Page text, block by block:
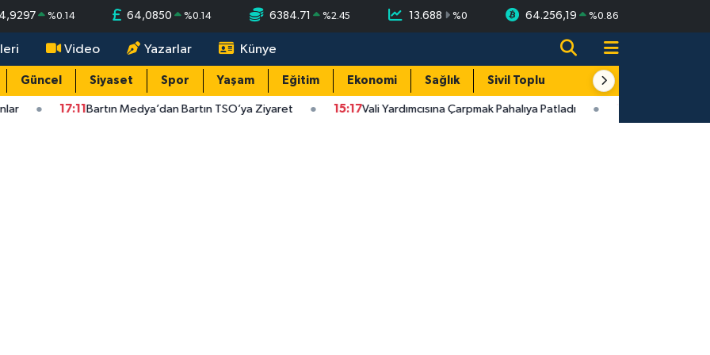
%0.14 64,0850 %0.14 6384.71 %2.45 13.688 %0 64.256,19 %0.86
Video Yazarlar Künye
Güncel Siyaset Spor Yaşam Eğitim Ekonomi Sağlık Sivil Toplum Turizm
17:11 Bartın Medya’dan Bartın TSO’ya Ziyaret 15:17 Vali Yardımcısına Çarpmak Pahalıya Patladı 10:43